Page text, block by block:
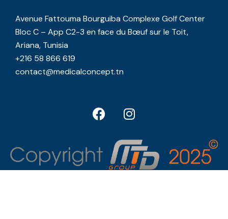
Avenue Fattouma Bourguiba Complexe Golf Center
Bloc C – App C2-3 en face du Bœuf sur le Toit,
Ariana, Tunisia
+216 58 866 619
contact@medicalconcept.tn